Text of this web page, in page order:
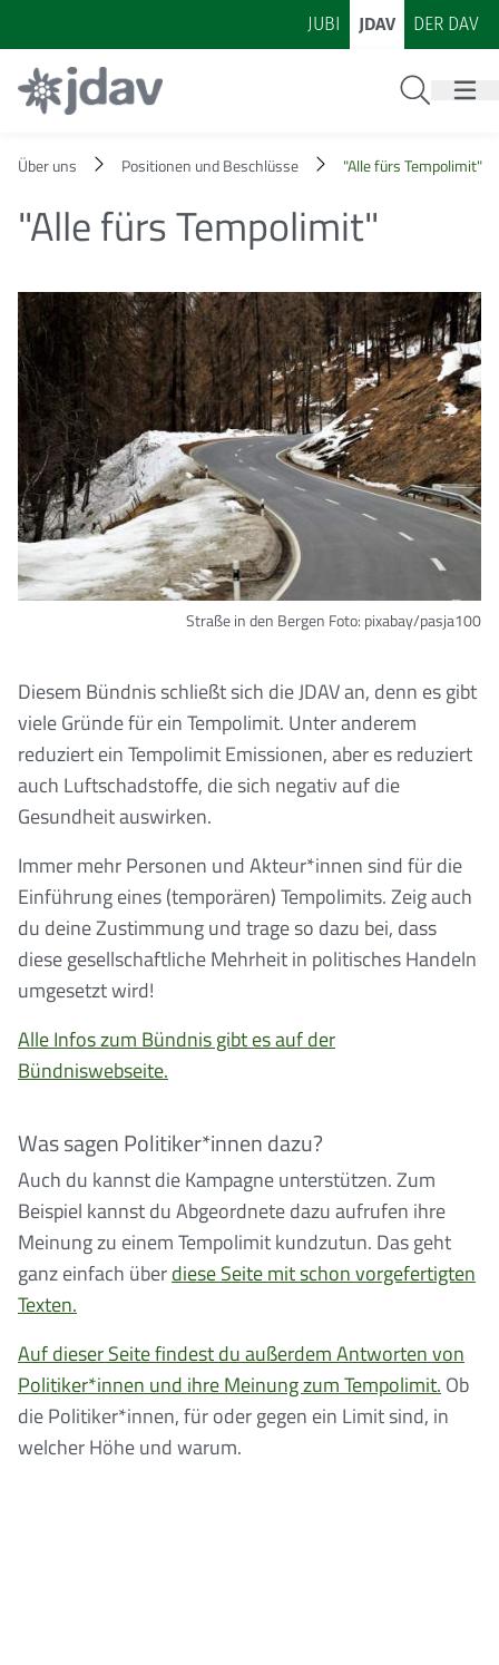
Zum Inhalt
Zur Footer-Navigation
JUBI JDAV DER DAV
Über uns Positionen und Beschlüsse "Alle fürs Tempolimit"
"Alle fürs Tempolimit"
Straße in den Bergen Foto: pixabay/pasja100
Diesem Bündnis schließt sich die JDAV an, denn es gibt
viele Gründe für ein Tempolimit. Unter anderem
reduziert ein Tempolimit Emissionen, aber es reduziert
auch Luftschadstoffe, die sich negativ auf die
Gesundheit auswirken.
Immer mehr Personen und Akteur*innen sind für die
Einführung eines (temporären) Tempolimits. Zeig auch
du deine Zustimmung und trage so dazu bei, dass
diese gesellschaftliche Mehrheit in politisches Handeln
umgesetzt wird!
Alle Infos zum Bündnis gibt es auf der
Bündniswebseite.
Was sagen Politiker*innen dazu?
Auch du kannst die Kampagne unterstützen. Zum
Beispiel kannst du Abgeordnete dazu aufrufen ihre
Meinung zu einem Tempolimit kundzutun. Das geht
ganz einfach überdiese Seite mit schon vorgefertigten
Texten.
Auf dieser Seite findest du außerdem Antworten von
Politiker*innen und ihre Meinung zum Tempolimit. Ob
die Politiker*innen, für oder gegen ein Limit sind, in
welcher Höhe und warum.